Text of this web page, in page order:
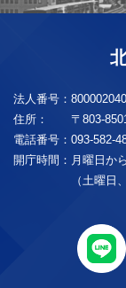
法人番号：
住所：
〒803-
電話番号： 093-582-
開庁時間： 月曜日か
（土曜日